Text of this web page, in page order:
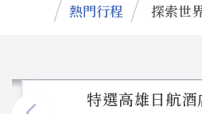
熱門行程 探索世
特選高雄日航